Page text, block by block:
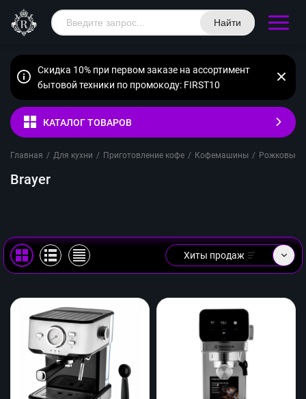
Найти
Скидка 10% при первом заказе на ассортимент
бытовой техники по промокоду: FIRST10
КАТАЛОГ ТОВАРОВ
Главная / Для кухни / Приготовление кофе / Кофемашины / Рожковые
Brayer
Хиты продаж